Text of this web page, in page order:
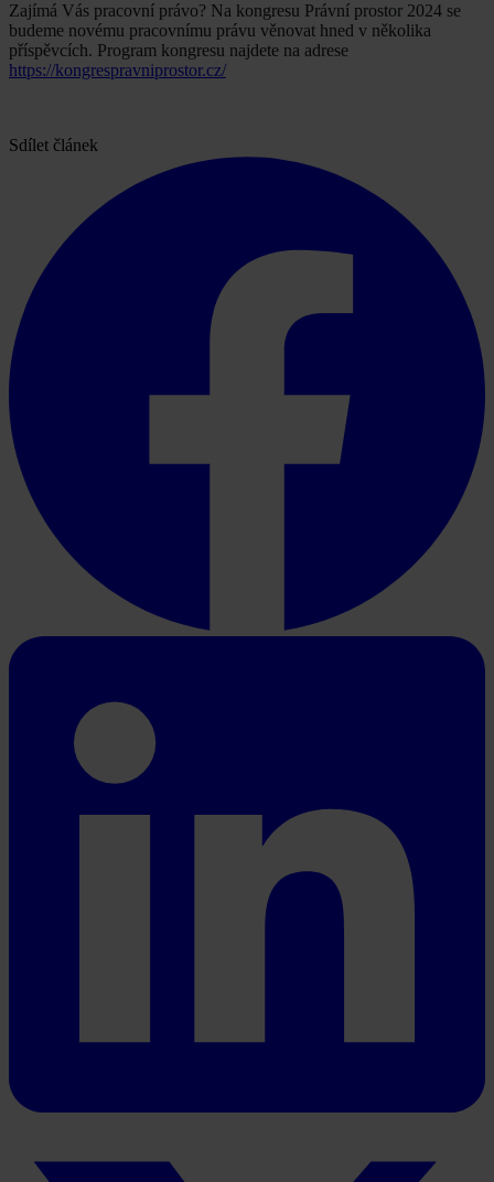
Zajímá Vás pracovní právo? Na kongresu Právní prostor 2024 se
budeme novému pracovnímu právu věnovat hned v několika
příspěvcích. Program kongresu najdete na adrese
https://kongrespravniprostor.cz/
Sdílet článek